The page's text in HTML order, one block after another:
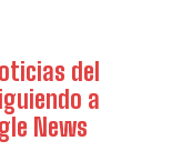
del
a
News